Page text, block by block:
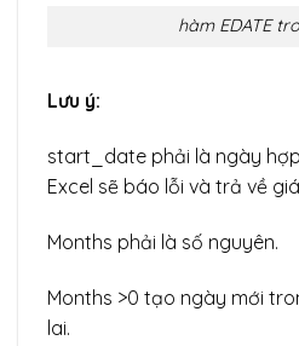
hàm EDATE
Lưu ý:
start_date phải là ngày hợp
Excel sẽ báo lỗi và trả về
Months phải là số nguyên.
Months >0 tạo ngày mới
lai.